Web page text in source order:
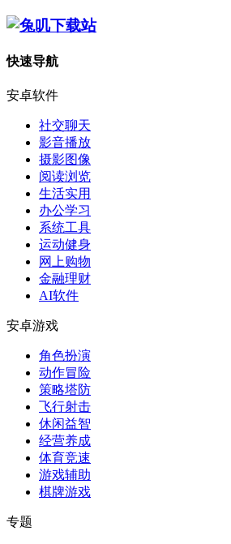
快速导航
安卓软件
社交聊天
影音播放
摄影图像
阅读浏览
生活实用
办公学习
系统工具
运动健身
网上购物
金融理财
AI软件
安卓游戏
角色扮演
动作冒险
策略塔防
飞行射击
休闲益智
经营养成
体育竞速
游戏辅助
棋牌游戏
专题